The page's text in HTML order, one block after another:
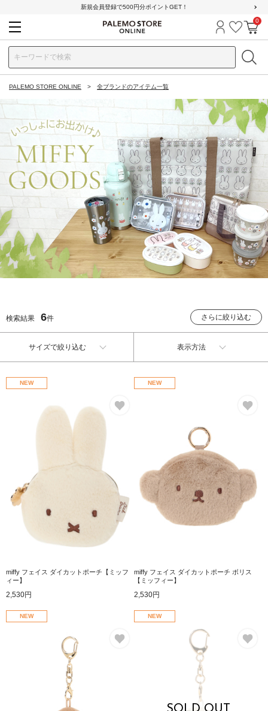
新規会員登録で500円分ポイントGET！
ログイン
お気に
カ
0
PALEMO STORE ONLINE 全ブランドのアイテム一覧
検索結果 6件 さらに絞り込む
サイズで絞り込む 表示方法
NEW
miffy フェイス ダイカットポーチ【ミッフ
ィー】
2,530円
NEW
miffy フェイス ダイカットポーチ ボリス
【ミッフィー】
2,530円
NEW NEW